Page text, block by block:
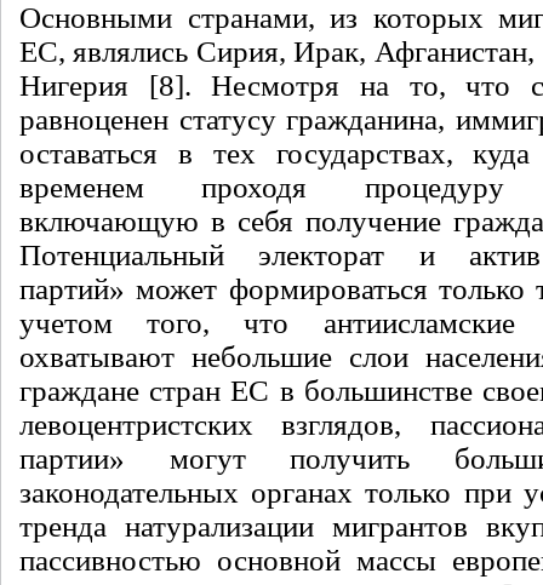
Основными странами, из которых
ЕС, являлись Сирия, Ирак,
Нигерия [8]. Несмотря на то, что
равноценен статусу гражданина,
оставаться в тех государствах,
временем проходя процедуру
включающую в себя получение
Потенциальный электорат и
партий» может формироваться
учетом того, что антиисламские
охватывают небольшие слои
граждане стран ЕС в большинстве
левоцентристских взглядов,
партии» могут получить
законодательных органах только при
тренда натурализации мигрантов
пассивностью основной массы